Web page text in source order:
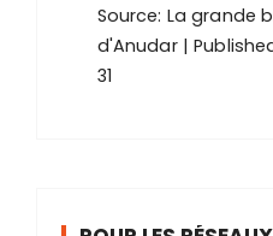
Source: La grande
d'Anudar
31